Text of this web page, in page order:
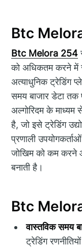
Btc
Btc Melora 254
को अधिकतम करने में
अत्याधुनिक ट्रेडिंग
समय बाजार डेटा
अल्गोरिदम के माध्यम
है, जो इसे ट्रेडिंग
प्रणाली
जोखिम को कम करने
बनाती है।
Btc
वास्तविक समय
ट्रेडिंग